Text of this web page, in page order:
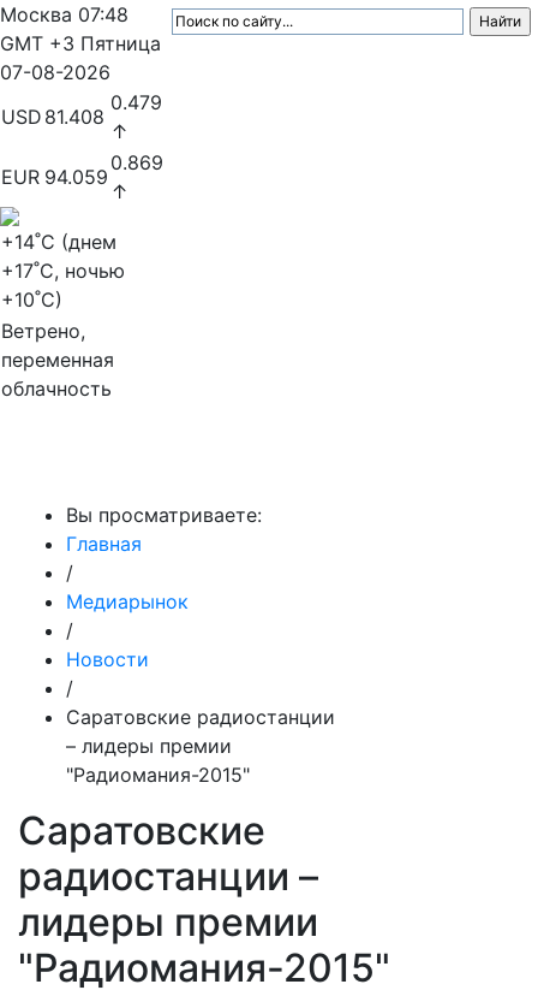
Москва 07:48
GMT +3 Пятница
07-08-2026
USD 81.408
0.479
↑
EUR 94.059
0.869
↑
+14˚C (днем
+17˚C, ночью
+10˚C)
Ветрено,
переменная
облачность
Вы просматриваете:
Главная
/
Медиарынок
/
Новости
/
Саратовские радиостанции
– лидеры премии
"Радиомания-2015"
Саратовские
радиостанции –
лидеры премии
"Радиомания-2015"